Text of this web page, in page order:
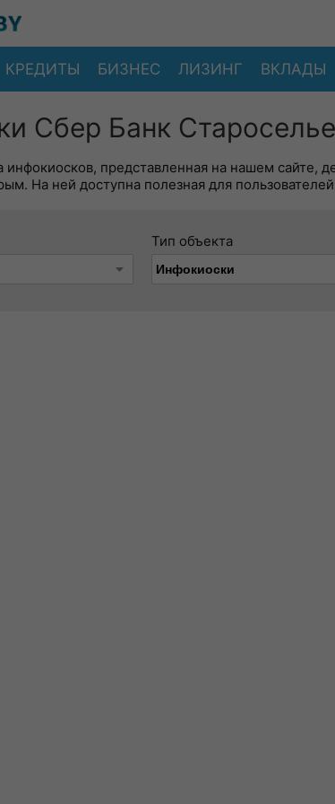
КРЕДИТЫ БИЗНЕС ЛИЗИНГ ВКЛАДЫ
Сбер Банк
инфокиосков, представленная на нашем сайте,
На ней доступна полезная для
Тип объекта